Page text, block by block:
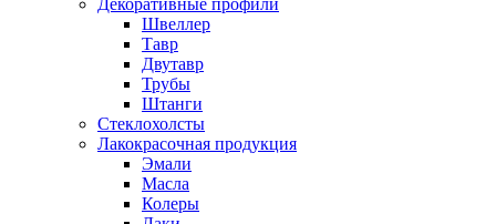
Декоративные профили
Швеллер
Тавр
Двутавр
Трубы
Штанги
Стеклохолсты
Лакокрасочная продукция
Эмали
Масла
Колеры